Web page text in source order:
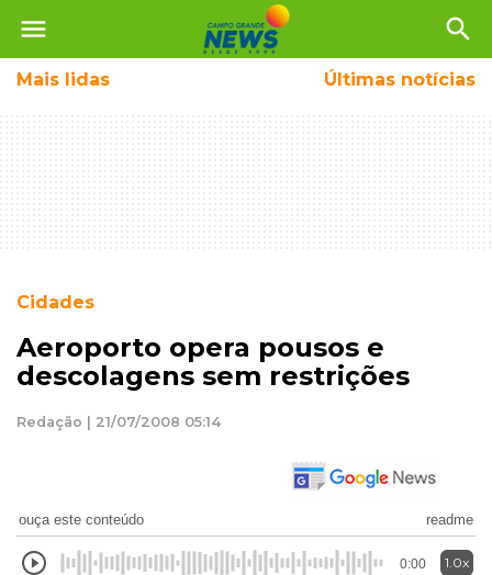
menu search
Mais lidas Últimas notícias
Cidades
Aeroporto opera pousos e
descolagens sem restrições
Redação | 21/07/2008 05:14
ouça este conteúdo readme
0:00 1.0x